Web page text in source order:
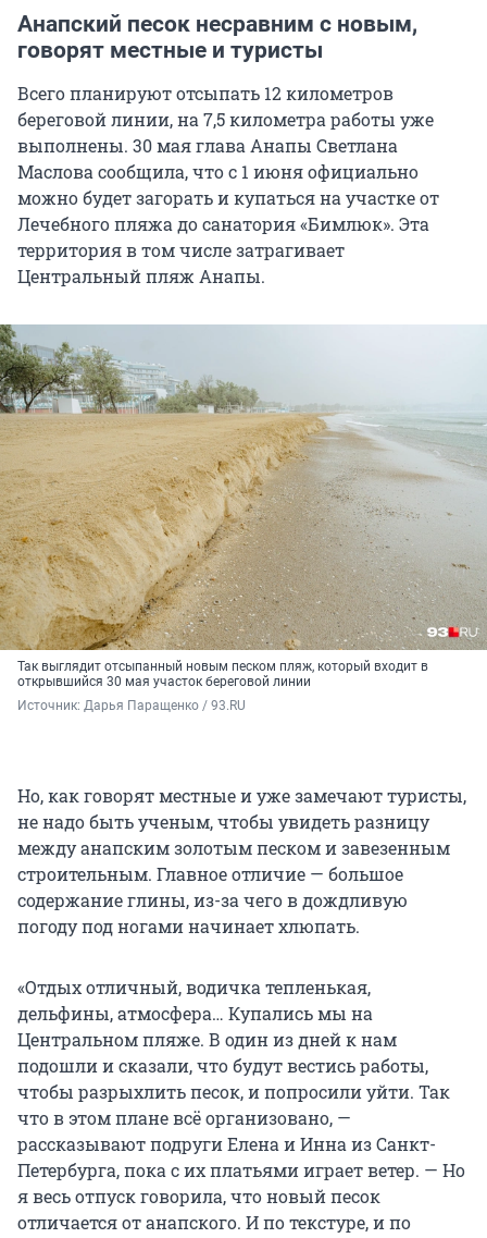
Анапский песок несравним с новым,
говорят местные и туристы
Всего планируют отсыпать 12 километров
береговой линии, на 7,5 километра работы уже
выполнены. 30 мая глава Анапы Светлана
Маслова сообщила, что с 1 июня официально
можно будет загорать и купаться на участке от
Лечебного пляжа до санатория «Бимлюк». Эта
территория в том числе затрагивает
Центральный пляж Анапы.
Так выглядит отсыпанный новым песком пляж, который входит в
открывшийся 30 мая участок береговой линии
Источник: Дарья Паращенко / 93.RU
Но, как говорят местные и уже замечают туристы,
не надо быть ученым, чтобы увидеть разницу
между анапским золотым песком и завезенным
строительным. Главное отличие — большое
содержание глины, из-за чего в дождливую
погоду под ногами начинает хлюпать.
«Отдых отличный, водичка тепленькая,
дельфины, атмосфера… Купались мы на
Центральном пляже. В один из дней к нам
подошли и сказали, что будут вестись работы,
чтобы разрыхлить песок, и попросили уйти. Так
что в этом плане всё организовано, —
рассказывают подруги Елена и Инна из Санкт-
Петербурга, пока с их платьями играет ветер. — Но
я весь отпуск говорила, что новый песок
отличается от анапского. И по текстуре, и по